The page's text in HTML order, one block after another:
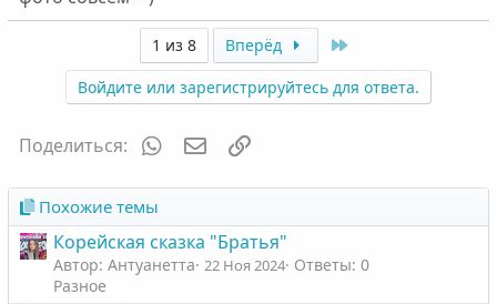
1 из 8 Вперёд
Войдите или зарегистрируйтесь для ответа.
Поделиться: WhatsAppЭлектронная почта
Похожие темы
Корейская сказка "Братья"
Автор: Антуанетта 22 Ноя 2024 Ответы: 0
Разное